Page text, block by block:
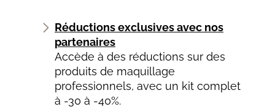
Réductions exclusives avec nos
partenaires
Accède à des réductions sur des
produits de maquillage
professionnels, avec un kit complet
à -30 à -40%.